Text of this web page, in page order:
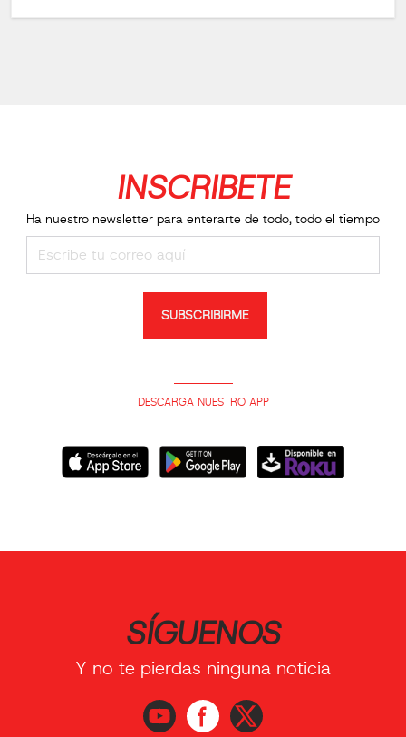
INSCRIBETE
Ha nuestro newsletter para enterarte de todo, todo el tiempo
SUBSCRIBIRME
DESCARGA NUESTRO APP
SÍGUENOS
Y no te pierdas ninguna noticia